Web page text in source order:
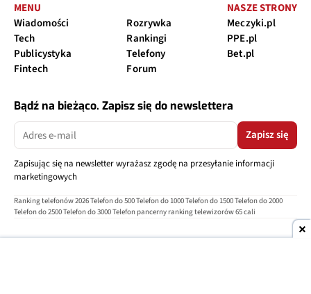
MENU
Wiadomości
Tech
Publicystyka
Fintech
Rozrywka
Rankingi
Telefony
Forum
NASZE STRONY
Meczyki.pl
PPE.pl
Bet.pl
Bądź na bieżąco. Zapisz się do newslettera
Zapisz się
Zapisując się na newsletter wyrażasz zgodę na przesyłanie informacji
marketingowych
Ranking telefonów 2026Telefon do 500Telefon do 1000Telefon do 1500Telefon do 2000
Telefon do 2500Telefon do 3000Telefon pancerny ranking telewizorów 65 cali